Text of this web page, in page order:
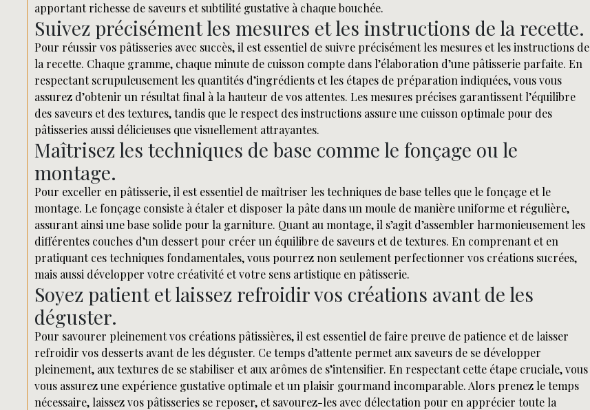
apportant richesse de saveurs et subtilité gustative à chaque bouchée.
Suivez précisément les mesures et les instructions de la recette.
Pour réussir vos pâtisseries avec succès, il est essentiel de suivre précisément les mesures et les instructions de
la recette. Chaque gramme, chaque minute de cuisson compte dans l’élaboration d’une pâtisserie parfaite. En
respectant scrupuleusement les quantités d’ingrédients et les étapes de préparation indiquées, vous vous
assurez d’obtenir un résultat final à la hauteur de vos attentes. Les mesures précises garantissent l’équilibre
des saveurs et des textures, tandis que le respect des instructions assure une cuisson optimale pour des
pâtisseries aussi délicieuses que visuellement attrayantes.
Maîtrisez les techniques de base comme le fonçage ou le
montage.
Pour exceller en pâtisserie, il est essentiel de maîtriser les techniques de base telles que le fonçage et le
montage. Le fonçage consiste à étaler et disposer la pâte dans un moule de manière uniforme et régulière,
assurant ainsi une base solide pour la garniture. Quant au montage, il s’agit d’assembler harmonieusement les
différentes couches d’un dessert pour créer un équilibre de saveurs et de textures. En comprenant et en
pratiquant ces techniques fondamentales, vous pourrez non seulement perfectionner vos créations sucrées,
mais aussi développer votre créativité et votre sens artistique en pâtisserie.
Soyez patient et laissez refroidir vos créations avant de les
déguster.
Pour savourer pleinement vos créations pâtissières, il est essentiel de faire preuve de patience et de laisser
refroidir vos desserts avant de les déguster. Ce temps d’attente permet aux saveurs de se développer
pleinement, aux textures de se stabiliser et aux arômes de s’intensifier. En respectant cette étape cruciale, vous
vous assurez une expérience gustative optimale et un plaisir gourmand incomparable. Alors prenez le temps
nécessaire, laissez vos pâtisseries se reposer, et savourez-les avec délectation pour en apprécier toute la